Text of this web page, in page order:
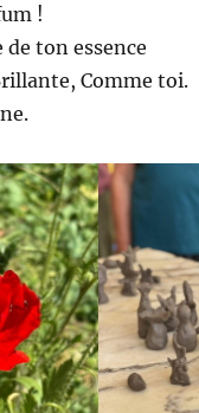
!
de ton essence
Comme toi.